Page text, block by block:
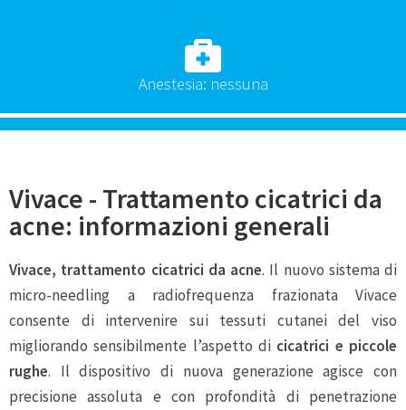
Anestesia: nessuna
Vivace - Trattamento cicatrici da
acne: informazioni generali
Vivace, trattamento cicatrici da acne. Il nuovo sistema di
micro-needling a radiofrequenza frazionata Vivace
consente di intervenire sui tessuti cutanei del viso
migliorando sensibilmente l’aspetto di cicatrici e piccole
rughe. Il dispositivo di nuova generazione agisce con
precisione assoluta e con profondità di penetrazione